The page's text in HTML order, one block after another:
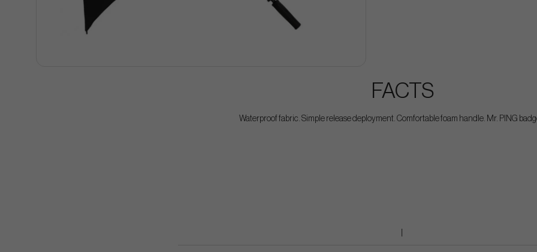
FACTS
Waterproof fabric. Simple release deployment. Comfortable foam handle. Mr. PING